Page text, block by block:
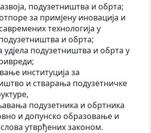
подузетништва и обрта;
за примјену иновација и
технологија у
и обрта;
подузетништва и обрта у
институција за
и стварања подузетничке
подузетника и обртника
и допунско образовање и
утврђених законом.